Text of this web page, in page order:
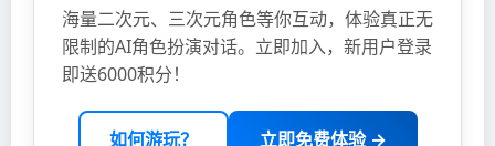
海量二次元、三次元角色等你互动，体验真正无
限制的AI角色扮演对话。立即加入，新用户登录
即送6000积分！
如何游玩？ 立即免费体验 →